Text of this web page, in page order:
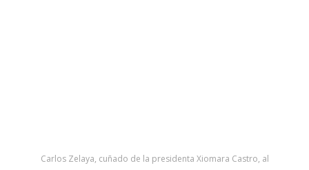
Carlos Zelaya, cuñado de la presidenta Xiomara Castro, al